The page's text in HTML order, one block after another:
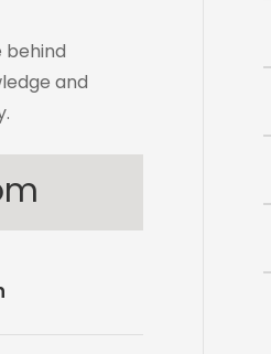
behind
and